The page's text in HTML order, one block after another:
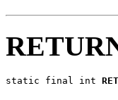
static final int